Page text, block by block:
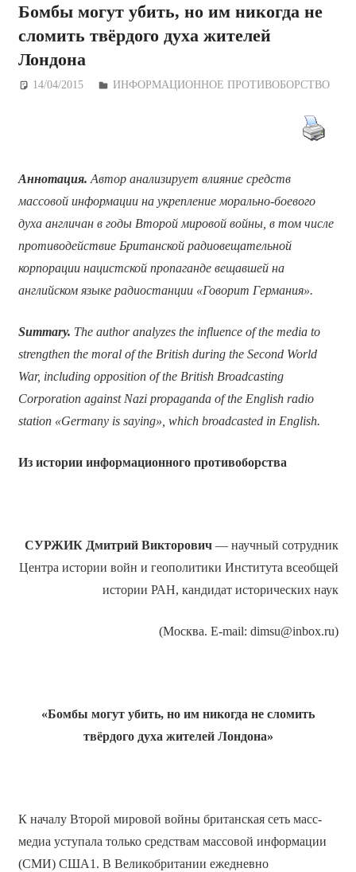
Бомбы могут убить, но им никогда не
сломить твёрдого духа жителей
Лондона
14/04/2015 Дежурный по Редакции
ИНФОРМАЦИОННОЕ ПРОТИВОБОРСТВО
Аннотация. Автор анализирует влияние средств
массовой информации на укрепление морально-боевого
духа англичан в годы Второй мировой войны, в том числе
противодействие Британской радиовещательной
корпорации нацистской пропаганде вещавшей на
английском языке радиостанции «Говорит Германия».
Summary. The author analyzes the influence of the media to
strengthen the moral of the British during the Second World
War, including opposition of the British Broadcasting
Corporation against Nazi propaganda of the English radio
station «Germany is saying», which broadcasted in English.
Из истории информационного противоборства
СУРЖИК Дмитрий Викторович— научный сотрудник
Центра истории войн и геополитики Института всеобщей
истории РАН, кандидат исторических наук
(Москва. E-mail: dimsu@inbox.ru)
«Бомбы могут убить, но им никогда не сломить
твёрдого духа жителей Лондона»
К началу Второй мировой войны британская сеть масс-
медиа уступала только средствам массовой информации
(СМИ) США1. В Великобритании ежедневно